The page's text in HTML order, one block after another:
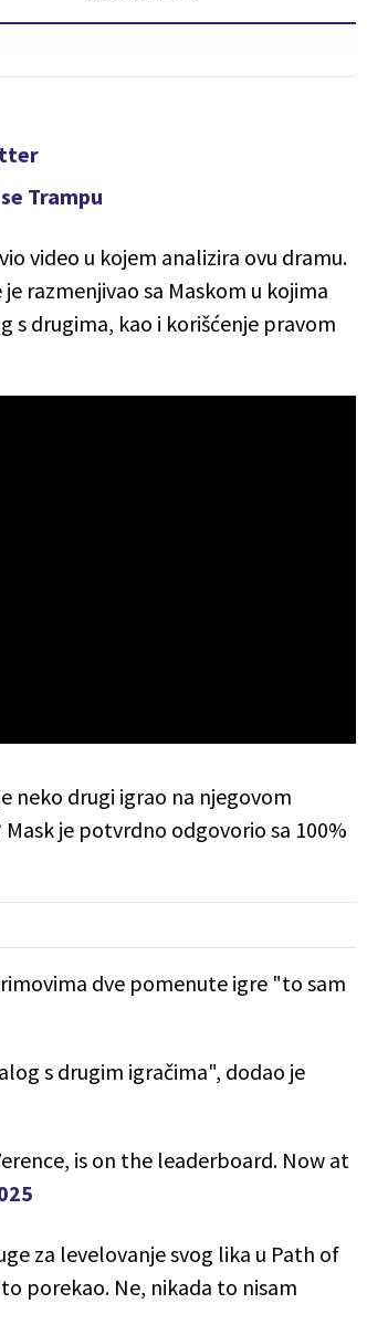
Trampu
video u kojem analizira ovu dramu.
razmenjivao sa Maskom u kojima
s drugima, kao i korišćenje pravom
neko drugi igrao na njegovom
je potvrdno odgovorio sa 100%
dve pomenute igre "to sam
s drugim igračima", dodao je
is on the leaderboard. Now at
za levelovanje svog lika u Path of
porekao. Ne, nikada to nisam